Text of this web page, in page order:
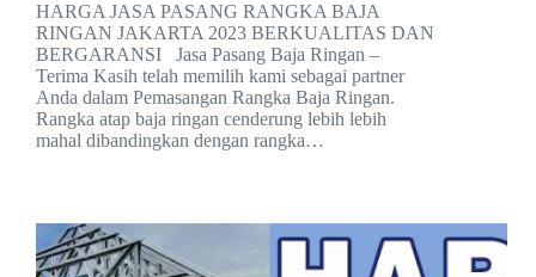
HARGA JASA PASANG RANGKA BAJA
RINGAN JAKARTA 2023 BERKUALITAS DAN
BERGARANSI Jasa Pasang Baja Ringan –
Terima Kasih telah memilih kami sebagai partner
Anda dalam Pemasangan Rangka Baja Ringan.
Rangka atap baja ringan cenderung lebih lebih
mahal dibandingkan dengan rangka…